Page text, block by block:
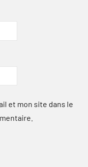
et mon site dans le